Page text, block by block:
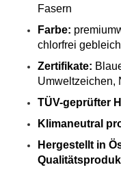
Fasern
Farbe:
chlorfrei
Zertifikate:
Umweltzeichen,
TÜV-geprüfter
Klimaneutral
Hergestellt in